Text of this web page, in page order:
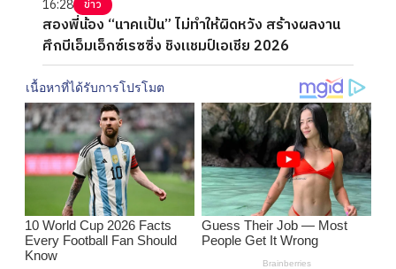
16:28 ข่าว
สองพี่น้อง “นาคแป้น” ไม่ทำให้ผิดหวัง สร้างผลงาน
ศึกบีเอ็มเอ็กซ์เรซซิ่ง ชิงแชมป์เอเชีย 2026